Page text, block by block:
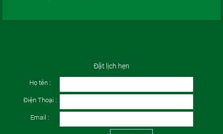
Đặt lịch hẹn
Họ tên :
Điện Thoại :
Email :